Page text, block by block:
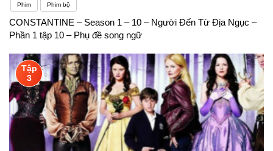
Phim Phim bộ
CONSTANTINE – Season 1 – 10 – Người Đến Từ Địa Ngục –
Phần 1 tập 10 – Phụ đề song ngữ
Tập
3